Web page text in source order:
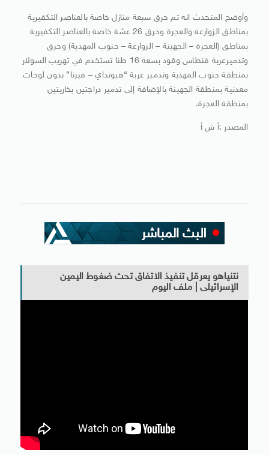
وأوضح المتحدث انه تم حرق سبعة منازل خاصة بالعناصر التكفيرية
بمناطق الزوارعة والعجرة وحرق 26 عشة خاصة بالعناصر التكفيرية
بمناطق (العجرة – الجهينة – الزوارعة – جنوب المهدية) وحرق
وتدميرعربة فنطاس وقود بسعة 16 طنا تستخدم في تهريب السولار
بمنطقة جنوب المهدية وتدمير عربة “هيونداي – فيرنا” بدون لوحات
معدنية بمنطقة الجهينة بالإضافة إلى تدمير دراجتين بخاريتين
بمنطقة العجرة.
المصدر :أ ش أ
نتنياهو يعرقل تنفيذ الاتفاق تحت ضغوط اليمين
الإسرائيلى | ملف اليوم